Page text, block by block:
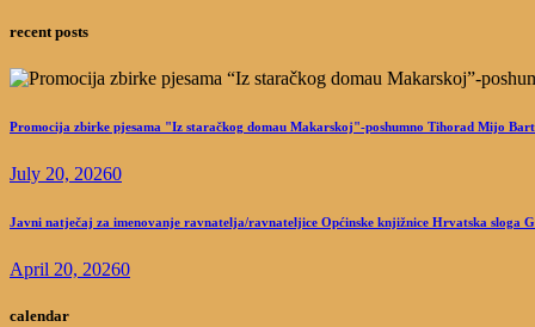
recent posts
Promocija zbirke pjesama "Iz staračkog domau Makarskoj"-poshumno Tihorad Mijo
July 20, 20260
Javni natječaj za imenovanje ravnatelja/ravnateljice Općinske knjižnice Hrvatska sloga
April 20, 20260
calendar